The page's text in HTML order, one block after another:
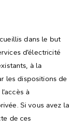
dans le but
d’électricité
à la
les dispositions de
à
Si vous avez la
de ces